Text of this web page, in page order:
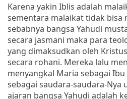
Karena yakin Iblis adalah
sementara malaikat tidak bisa
sebabnya bangsa Yahudi
secara jasmani maka para
yang dimaksudkan oleh
secara rohani. Mereka lalu
menyangkal Maria sebagai
sebagai saudara-saudara-
ajaran bangsa Yahudi adalah